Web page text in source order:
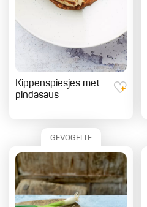
Kippenspiesjes met
pindasaus
GEVOGELTE